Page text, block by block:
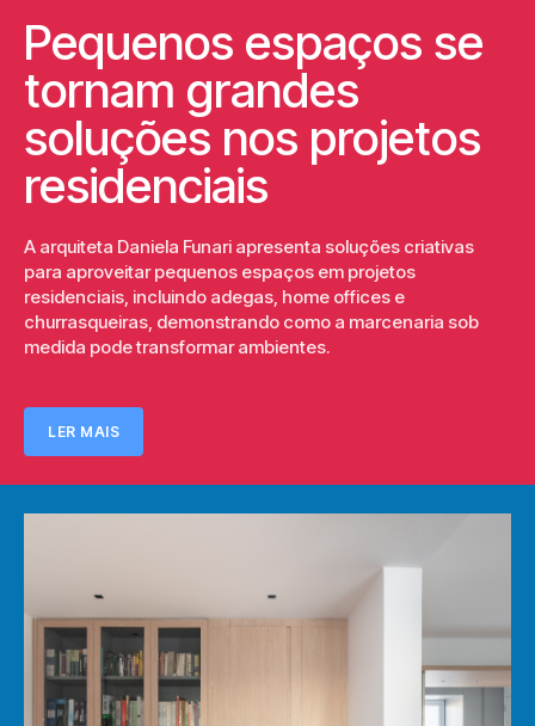
Pequenos espaços se
tornam grandes
soluções nos projetos
residenciais
A arquiteta Daniela Funari apresenta soluções criativas
para aproveitar pequenos espaços em projetos
residenciais, incluindo adegas, home offices e
churrasqueiras, demonstrando como a marcenaria sob
medida pode transformar ambientes.
LER MAIS